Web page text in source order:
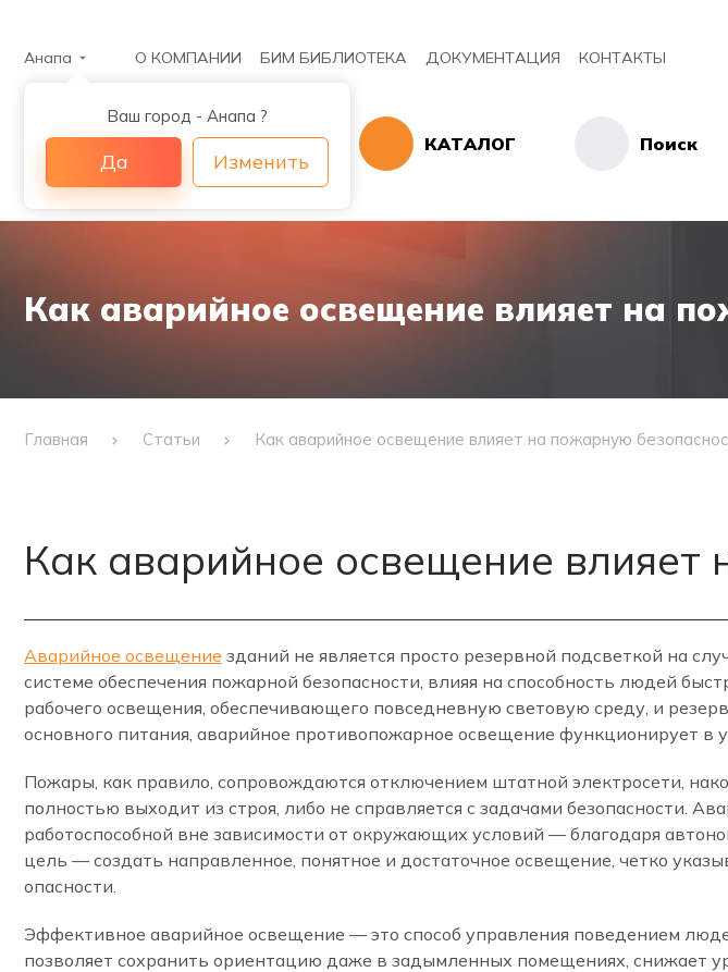
Анапа
Ваш город - Анапа ?
Да Изменить
О КОМПАНИИ БИМ БИБЛИОТЕКА ДОКУМЕНТАЦИЯ КОНТАКТЫ
КАТАЛОГ Поиск
Как аварийное освещение влияет на
Главная Статьи Как аварийное освещение влияет на пожарную
Как аварийное освещение
Аварийное освещение зданий не является просто резервной подсветкой на
системе обеспечения пожарной безопасности, влияя на способность людей
рабочего освещения, обеспечивающего повседневную световую среду, и
основного питания, аварийное противопожарное освещение функционирует
Пожары, как правило, сопровождаются отключением штатной электросети,
полностью выходит из строя, либо не справляется с задачами безопасности.
работоспособной вне зависимости от окружающих условий — благодаря
цель — создать направленное, понятное и достаточное освещение, четко
опасности.
Эффективное аварийное освещение — это способ управления поведением
позволяет сохранить ориентацию даже в задымленных помещениях, снижает